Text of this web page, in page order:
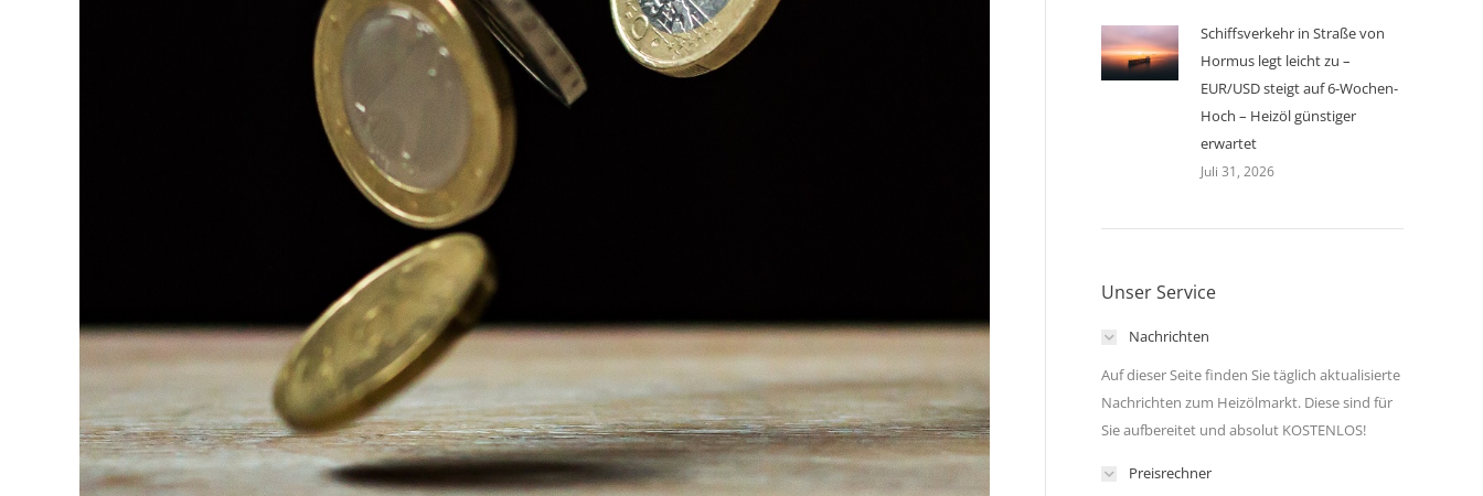
Schiffsverkehr in Straße von
Hormus legt leicht zu –
EUR/USD steigt auf 6-Wochen-
Hoch – Heizöl günstiger
erwartet
Juli 31, 2026
Unser Service
Nachrichten
Auf dieser Seite finden Sie täglich aktualisierte
Nachrichten zum Heizölmarkt. Diese sind für
Sie aufbereitet und absolut KOSTENLOS!
Preisrechner